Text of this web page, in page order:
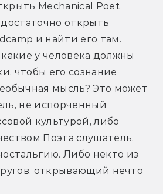
Mechanical Poet
открыть
и найти его там.
у человека должны
чтобы его сознание
мысль? Это может
не испорченный
культурой, либо
Поэта слушатель,
Либо некто из
открывающий нечто